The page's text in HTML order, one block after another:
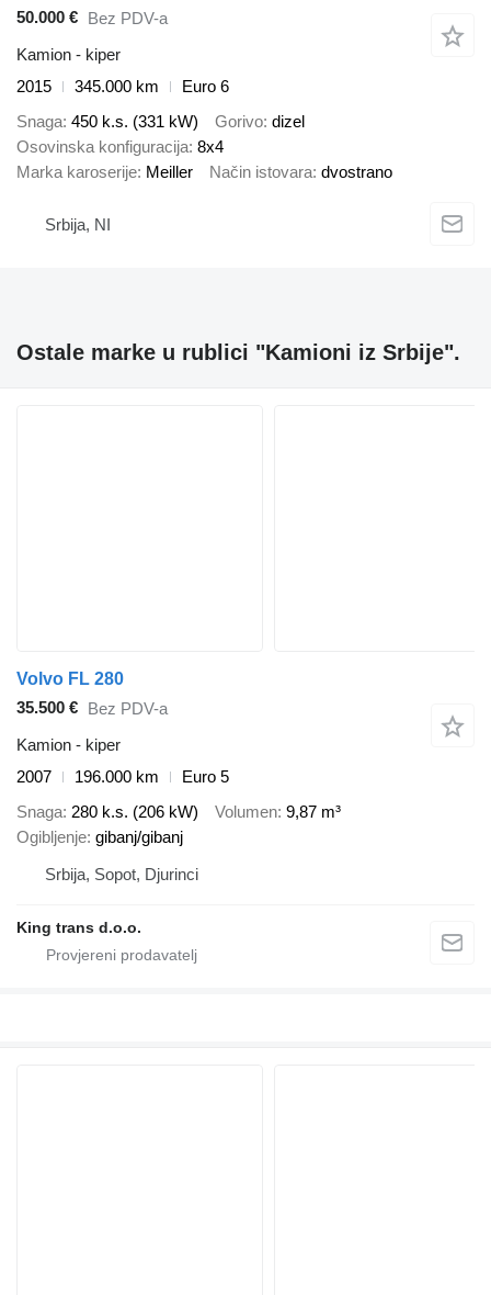
50.000 € Bez PDV-a
Kamion - kiper
2015
345.000 km
Euro 6
Snaga 450 k.s. (331 kW) Gorivo dizel
Osovinska konfiguracija 8x4
Marka karoserije Meiller Način istovara dvostrano
Srbija, NI
Ostale marke u rublici "Kamioni iz Srbije".
Volvo FL 280
35.500 € Bez PDV-a
Kamion - kiper
2007
196.000 km
Euro 5
Snaga 280 k.s. (206 kW) Volumen 9,87 m³
Ogibljenje gibanj/gibanj
Srbija, Sopot, Djurinci
King trans d.o.o.